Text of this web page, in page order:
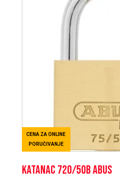
CENA ZA ONLINE
PORUČIVANJE
KATANAC 720/50B ABUS